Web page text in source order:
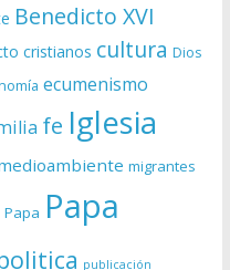
Benedicto XVI
cristianos cultura Dios
ecumenismo
fe Iglesia
migrantes
Papa Papa
publicación